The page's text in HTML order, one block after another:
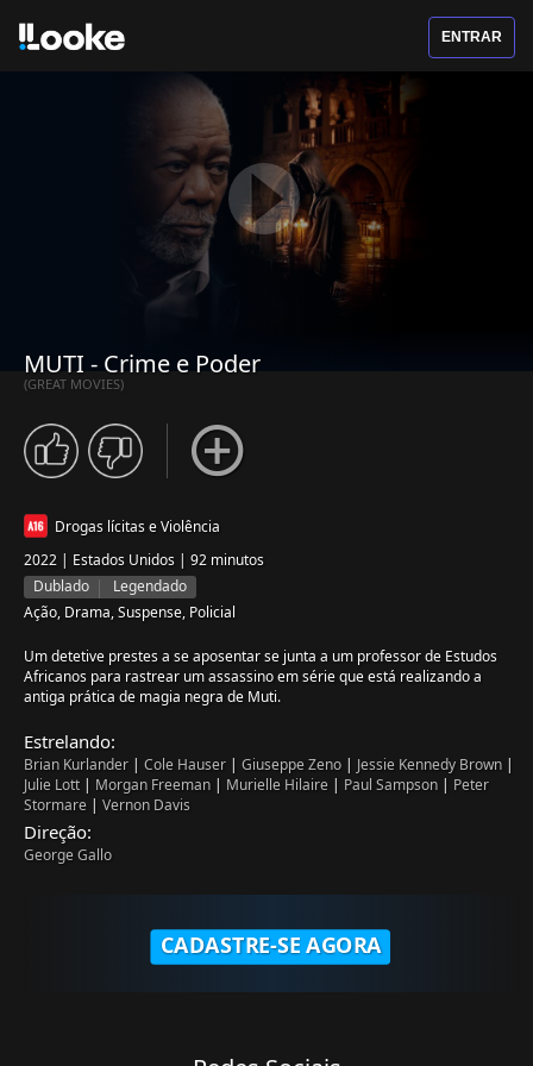
ENTRAR
MUTI - Crime e Poder
(GREAT MOVIES)
Drogas lícitas e Violência
2022 | Estados Unidos | 92 minutos
Dublado
Legendado
Ação, Drama, Suspense, Policial
Um detetive prestes a se aposentar se junta a um professor de Estudos
Africanos para rastrear um assassino em série que está realizando a
antiga prática de magia negra de Muti.
Estrelando:
Brian Kurlander | Cole Hauser | Giuseppe Zeno | Jessie Kennedy Brown |
Julie Lott | Morgan Freeman | Murielle Hilaire | Paul Sampson | Peter
Stormare | Vernon Davis
Direção:
George Gallo
CADASTRE-SE AGORA